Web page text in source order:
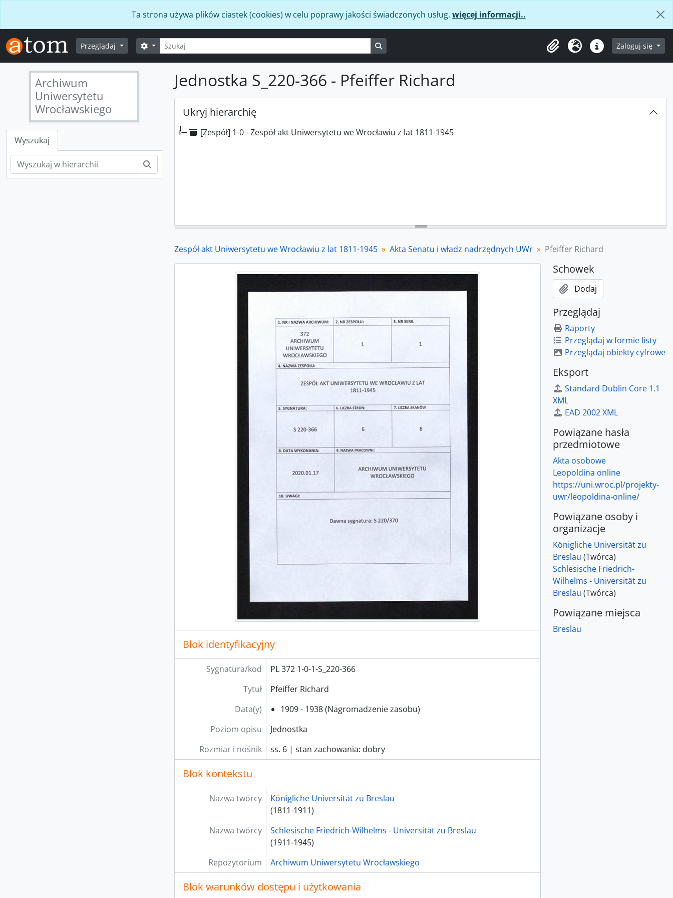
Ta strona używa plików ciastek (cookies) w celu poprawy jakości świadczonych usług. więcej informacji..
Przeglądaj Szukaj
Opcje wyszukiwania
Clipboard
Język Podręczne linki
Zaloguj się
Archiwum
Uniwersytetu
Wrocławskiego
Wyszukaj
Jednostka S_220-366 - Pfeiffer Richard
Ukryj hierarchię
[Zespół] 1-0 - Zespół akt Uniwersytetu we Wrocławiu z lat 1811-1945
Zespół akt Uniwersytetu we Wrocławiu z lat 1811-1945 Akta Senatu i władz nadrzędnych UWr Pfeiffer Richard
Blok identyfikacyjny
Sygnatura/kod
PL 372 1-0-1-S_220-366
Tytuł
Pfeiffer Richard
Data(y)
1909 - 1938 (Nagromadzenie zasobu)
Poziom opisu
Jednostka
Rozmiar i nośnik
ss. 6 | stan zachowania: dobry
Blok kontekstu
Nazwa twórcy
Königliche Universität zu Breslau
(1811-1911)
Nazwa twórcy
Schlesische Friedrich-Wilhelms - Universität zu Breslau
(1911-1945)
Repozytorium
Archiwum Uniwersytetu Wrocławskiego
Blok warunków dostępu i użytkowania
Schowek
Dodaj
Przeglądaj
Raporty
Przeglądaj w formie listy
Przeglądaj obiekty cyfrowe
Eksport
Standard Dublin Core 1.1
XML
EAD 2002 XML
Powiązane hasła
przedmiotowe
Akta osobowe
Leopoldina online
https://uni.wroc.pl/projekty-
uwr/leopoldina-online/
Powiązane osoby i
organizacje
Königliche Universität zu
Breslau (Twórca)
Schlesische Friedrich-
Wilhelms - Universität zu
Breslau (Twórca)
Powiązane miejsca
Breslau